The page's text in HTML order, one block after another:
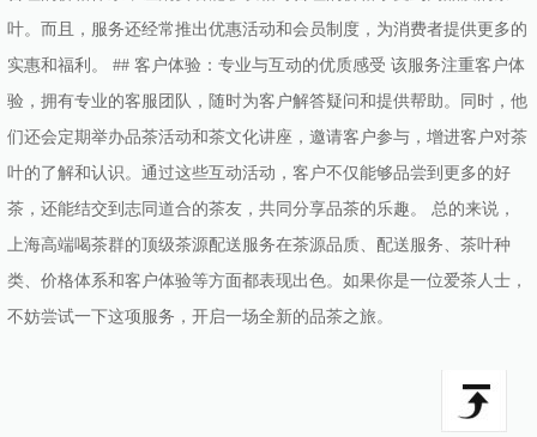
叶。而且，服务还经常推出优惠活动和会员制度，为消费者提供更多的
实惠和福利。 ## 客户体验：专业与互动的优质感受 该服务注重客户体
验，拥有专业的客服团队，随时为客户解答疑问和提供帮助。同时，他
们还会定期举办品茶活动和茶文化讲座，邀请客户参与，增进客户对茶
叶的了解和认识。通过这些互动活动，客户不仅能够品尝到更多的好
茶，还能结交到志同道合的茶友，共同分享品茶的乐趣。 总的来说，
上海高端喝茶群的顶级茶源配送服务在茶源品质、配送服务、茶叶种
类、价格体系和客户体验等方面都表现出色。如果你是一位爱茶人士，
不妨尝试一下这项服务，开启一场全新的品茶之旅。